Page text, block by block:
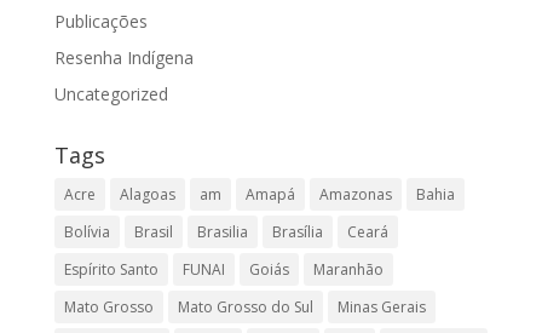
Publicações
Resenha Indígena
Uncategorized
Tags
Acre Alagoas am Amapá Amazonas
Bahia
Bolívia
Brasil Brasilia Brasília
Ceará
Espírito Santo
FUNAI Goiás
Maranhão
Mato Grosso
Mato Grosso do Sul
Minas Gerais